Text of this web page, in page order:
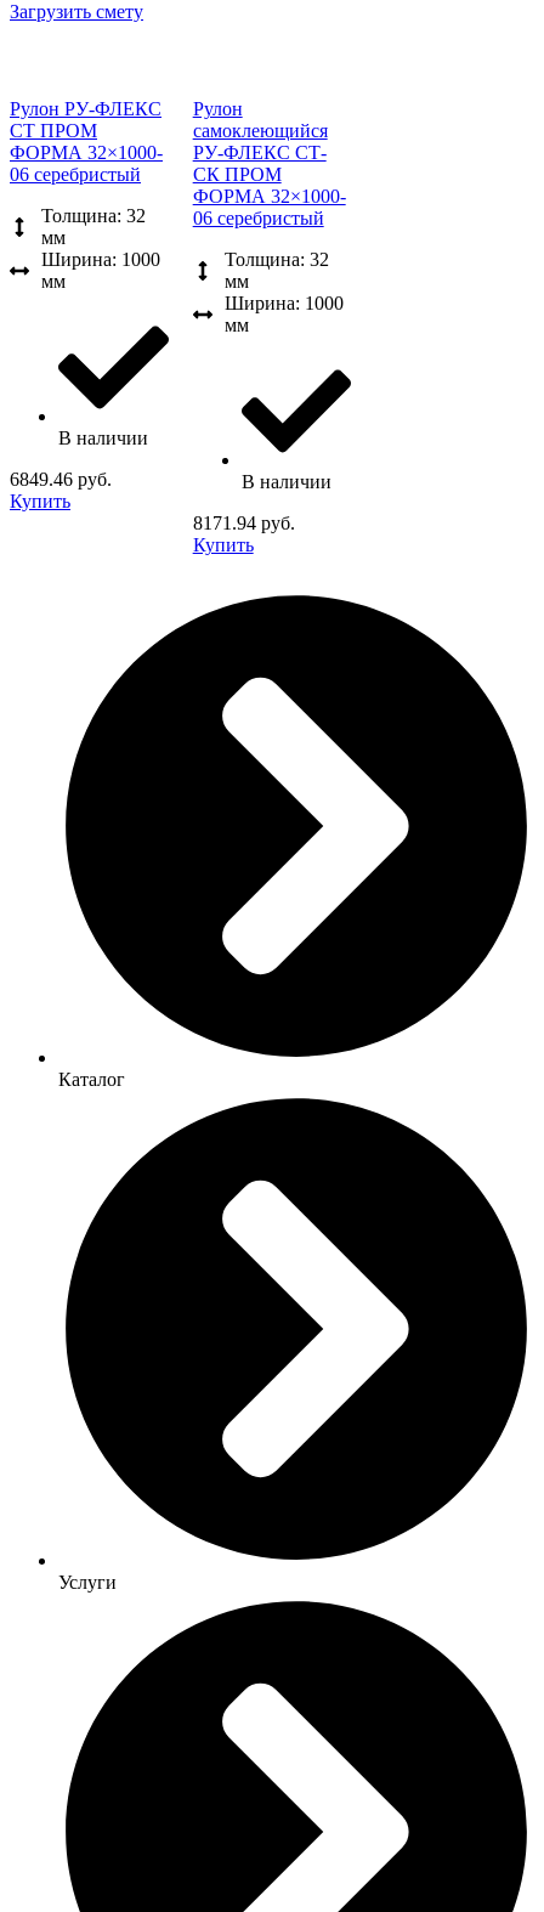
Загрузить смету
Рулон РУ-ФЛЕКС
СТ ПРОМ
ФОРМА 32×1000-
06 серебристый
Толщина: 32
мм
Ширина: 1000
мм
В наличии
6849.46 руб.
Купить
Рулон
самоклеющийся
РУ-ФЛЕКС СТ-
СК ПРОМ
ФОРМА 32×1000-
06 серебристый
Толщина: 32
мм
Ширина: 1000
мм
В наличии
8171.94 руб.
Купить
Каталог
Услуги